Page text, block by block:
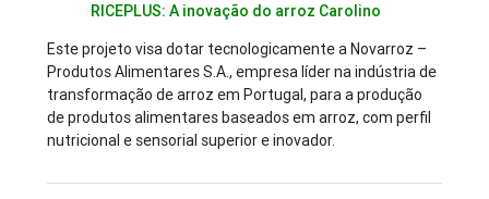
RICEPLUS: A inovação do arroz Carolino
Este projeto visa dotar tecnologicamente a Novarroz –
Produtos Alimentares S.A., empresa líder na indústria de
transformação de arroz em Portugal, para a produção
de produtos alimentares baseados em arroz, com perfil
nutricional e sensorial superior e inovador.